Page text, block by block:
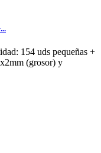
154 uds pequeñas +
(grosor) y